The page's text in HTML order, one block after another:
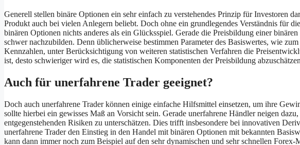
Generell stellen binäre Optionen ein sehr einfach zu verstehendes Prinzip für Investoren
Produkt auch bei vielen Anlegern beliebt. Doch ohne ein grundlegendes Verständnis für
binären Optionen nichts anderes als ein Glücksspiel. Gerade die Preisbildung einer
schwer nachzubilden. Denn üblicherweise bestimmen Parameter des Basiswertes, wie
Kennzahlen, unter Berücksichtigung von weiteren statistischen Verfahren die
ist, desto schwieriger wird es, die statistischen Komponenten der Preisbildung
Auch für unerfahrene Trader geeignet?
Doch auch unerfahrene Trader können einige einfache Hilfsmittel einsetzen, um ihre
sollte hierbei ein gewisses Maß an Vorsicht sein. Gerade unerfahrene Händler neigen
entgegenstehenden Risiken zu unterschätzen. Dies trifft insbesondere bei innovativen
unerfahrene Trader den Einstieg in den Handel mit binären Optionen mit bekannten
kann dann immer noch zum Beispiel auf den sehr dynamischen und sehr schnellen Forex-